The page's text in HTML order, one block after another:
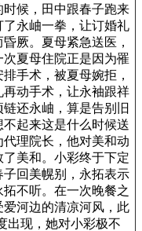
候，田中跟春子跑来
永岫一拳，让订婚礼
厥。夏母紧急送医，
夏母住院正是因为罹
手术，被夏母婉拒，
动手术，让永袖跟祥
还永岫，算是告别旧
起来这是什么时候送
理院长，他对美和动
美和。小彩终于下定
回美幌别，永拓表示
不听。在一次晚餐之
河边的清凉河风，此
出现，她对小彩极不